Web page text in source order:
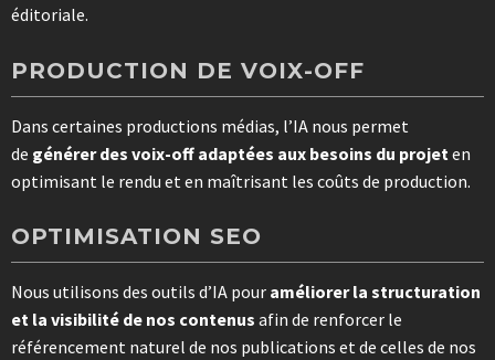
éditoriale.
PRODUCTION DE VOIX-OFF
Dans certaines productions médias, l’IA nous permet
de générer des voix-off adaptées aux besoins du projet en
optimisant le rendu et en maîtrisant les coûts de production.
OPTIMISATION SEO
Nous utilisons des outils d’IA pour améliorer la structuration
et la visibilité de nos contenus afin de renforcer le
référencement naturel de nos publications et de celles de nos